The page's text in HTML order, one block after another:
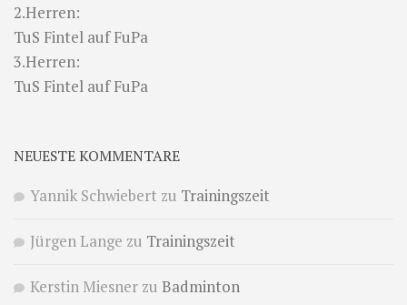
2.Herren:
TuS Fintel auf FuPa
3.Herren:
TuS Fintel auf FuPa
NEUESTE KOMMENTARE
Yannik Schwiebert zu Trainingszeit
Jürgen Lange zu Trainingszeit
Kerstin Miesner zu Badminton